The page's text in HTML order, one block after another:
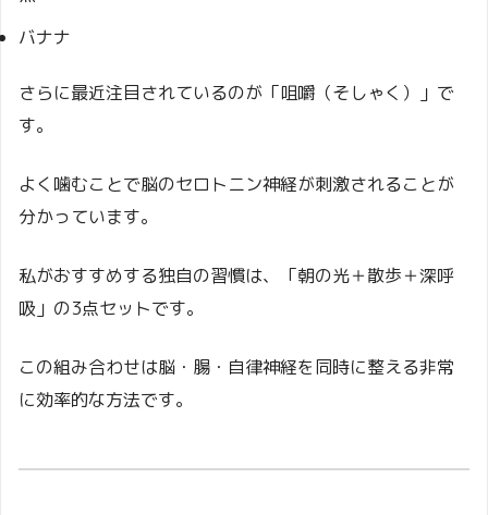
バナナ
さらに最近注目されているのが「咀嚼（そしゃく）」で
す。
よく噛むことで脳のセロトニン神経が刺激されることが
分かっています。
私がおすすめする独自の習慣は、「朝の光＋散歩＋深呼
吸」の3点セットです。
この組み合わせは脳・腸・自律神経を同時に整える非常
に効率的な方法です。